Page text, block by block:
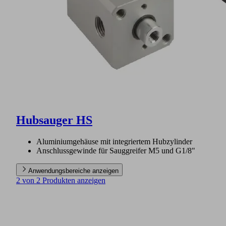
Hubsauger HS
Aluminiumgehäuse mit integriertem Hubzylinder
Anschlussgewinde für Sauggreifer M5 und G1/8"
Anwendungsbereiche anzeigen
2 von 2 Produkten anzeigen